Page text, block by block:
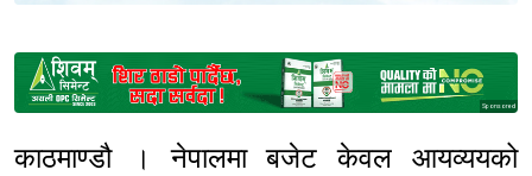
Sponsored
काठमाण्डौ । नेपालमा बजेट केवल आयव्ययको